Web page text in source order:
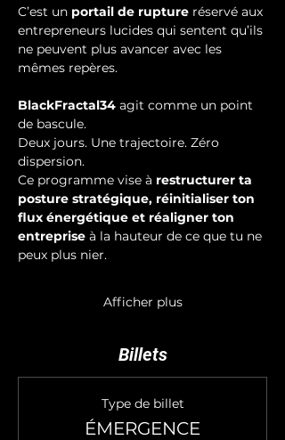
C’est un portail de rupture réservé aux
entrepreneurs lucides qui sentent qu’ils
ne peuvent plus avancer avec les
mêmes repères.
BlackFractal34 agit comme un point
de bascule.
Deux jours. Une trajectoire. Zéro
dispersion.
Ce programme vise à restructurer ta
posture stratégique, réinitialiser ton
flux énergétique et réaligner ton
entreprise à la hauteur de ce que tu ne
peux plus nier.
Afficher plus
Billets
Type de billet
ÉMERGENCE